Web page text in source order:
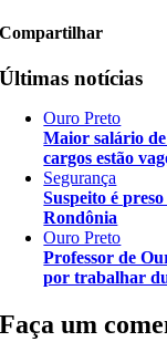
Compartilhar
Últimas notícias
Ouro Preto
Maior salário
cargos estão
Segurança
Suspeito é
Rondônia
Ouro Preto
Professor de
por trabalhar
Faça um